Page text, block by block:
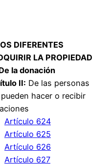
DIFERENTES
LA PROPIEDAD
la donación
II: De las personas
hacer o recibir
Artículo 624
Artículo 625
Artículo 626
Artículo 627